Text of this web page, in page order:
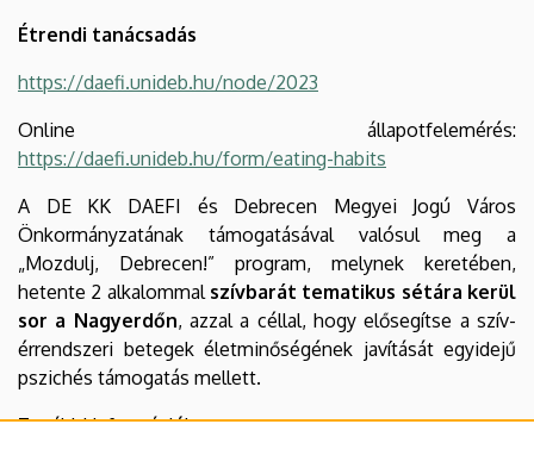
Étrendi tanácsadás
https://daefi.unideb.hu/node/2023
Online állapotfelemérés:
https://daefi.unideb.hu/form/eating-habits
A DE KK DAEFI és Debrecen Megyei Jogú Város
Önkormányzatának támogatásával valósul meg a
„Mozdulj, Debrecen!” program, melynek keretében,
hetente 2 alkalommal szívbarát tematikus sétára kerül
sor a Nagyerdőn, azzal a céllal, hogy elősegítse a szív-
érrendszeri betegek életminőségének javítását egyidejű
pszichés támogatás mellett.
További információk: